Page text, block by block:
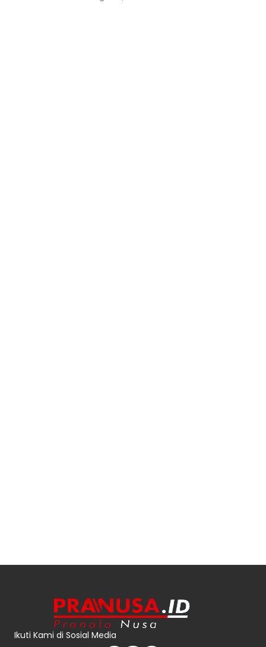
Ikuti Kami di Sosial Media